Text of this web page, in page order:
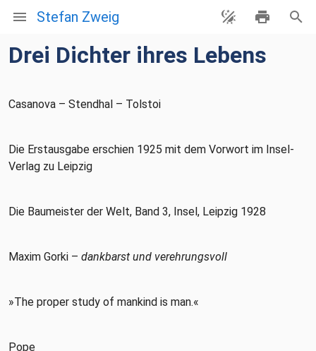
Stefan Zweig
Drei Dichter ihres Lebens
Casanova – Stendhal – Tolstoi
Die Erstausgabe erschien 1925 mit dem Vorwort im Insel-
Verlag zu Leipzig
Die Baumeister der Welt, Band 3, Insel, Leipzig 1928
Maxim Gorki – dankbarst und verehrungsvoll
»The proper study of mankind is man.«
Pope